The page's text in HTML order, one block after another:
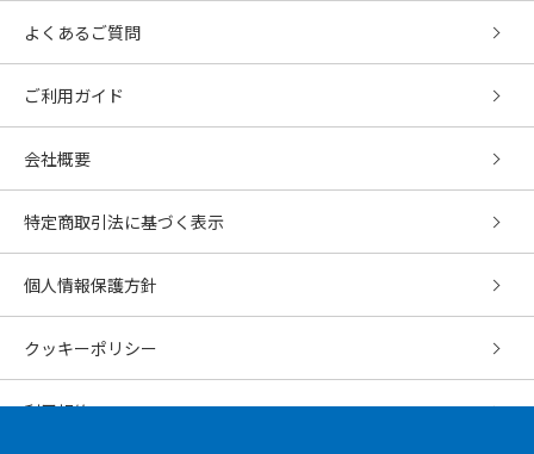
よくあるご質問
ご利用ガイド
会社概要
特定商取引法に基づく表示
個人情報保護方針
クッキーポリシー
利用規約